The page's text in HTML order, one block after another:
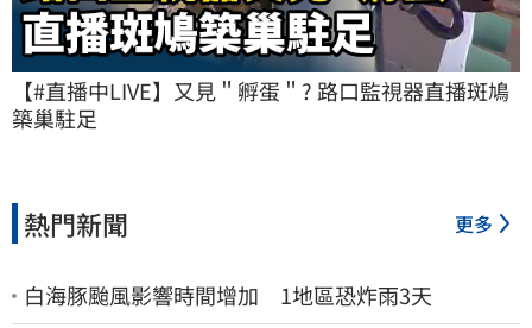
【#直播中LIVE】又見＂孵蛋＂? 路口監視器直播斑鳩
築巢駐足
熱門新聞 更多
白海豚颱風影響時間增加 1地區恐炸雨3天